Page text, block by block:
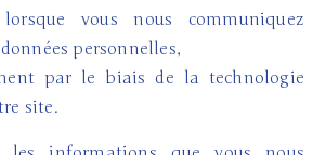
lorsque vous nous communiquez
personnelles,
par le biais de la technologie
site.